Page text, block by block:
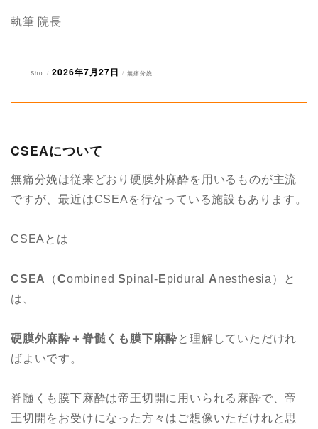
執筆 院長
投
Sho
投
2026年7月27日
カ
無痛分娩
CSEAについて
無痛分娩は従来どおり硬膜外麻酔を用いるものが主流
ですが、最近はCSEAを行なっている施設もあります。
CSEA とは
CSEA （CombinedSpinal- EpiduralAnesthesia）と
は、
硬膜外麻酔＋脊髄くも膜下麻酔 と理解していただけれ
ばよいです。
脊髄くも膜下麻酔は帝王切開に用いられる麻酔で、帝
王切開をお受けになった方々はご想像いただけれと思